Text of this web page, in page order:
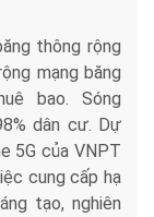
thông rộng
mạng băng
bao. Sóng
dân cư. Dự
5G của VNPT
cung cấp hạ
tạo, nghiên